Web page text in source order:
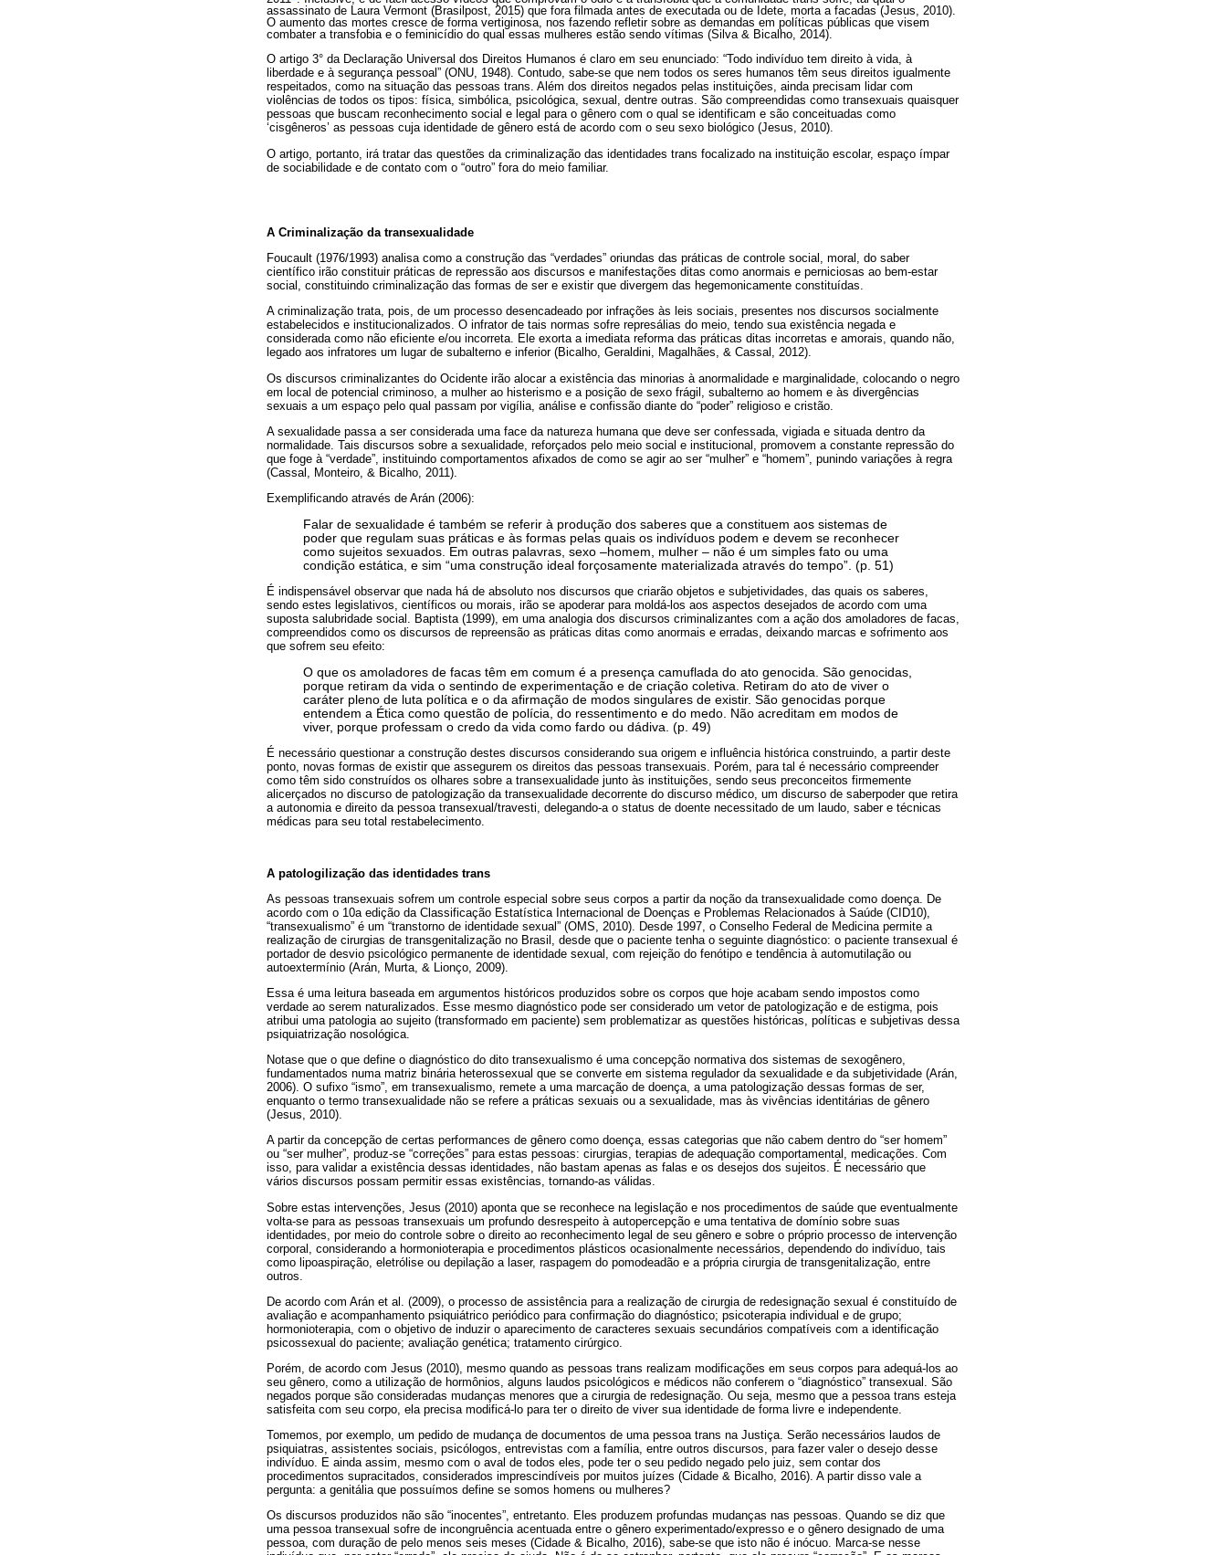
assassinato de Laura Vermont (Brasilpost, 2015) que fora filmada antes de executada ou de Idete, morta a facadas (Jesus, 2010).
O aumento das mortes cresce de forma vertiginosa, nos fazendo refletir sobre as demandas em políticas públicas que visem
combater a transfobia e o feminicídio do qual essas mulheres estão sendo vítimas (Silva & Bicalho, 2014).
O artigo 3° da Declaração Universal dos Direitos Humanos é claro em seu enunciado: “Todo indivíduo tem direito à vida, à
liberdade e à segurança pessoal” (ONU, 1948). Contudo, sabe-se que nem todos os seres humanos têm seus direitos igualmente
respeitados, como na situação das pessoas trans. Além dos direitos negados pelas instituições, ainda precisam lidar com
violências de todos os tipos: física, simbólica, psicológica, sexual, dentre outras. São compreendidas como transexuais quaisquer
pessoas que buscam reconhecimento social e legal para o gênero com o qual se identificam e são conceituadas como
‘cisgêneros’ as pessoas cuja identidade de gênero está de acordo com o seu sexo biológico (Jesus, 2010).
O artigo, portanto, irá tratar das questões da criminalização das identidades trans focalizado na instituição escolar, espaço ímpar
de sociabilidade e de contato com o “outro” fora do meio familiar.
A Criminalização da transexualidade
Foucault (1976/1993) analisa como a construção das “verdades” oriundas das práticas de controle social, moral, do saber
científico irão constituir práticas de repressão aos discursos e manifestações ditas como anormais e perniciosas ao bem-estar
social, constituindo criminalização das formas de ser e existir que divergem das hegemonicamente constituídas.
A criminalização trata, pois, de um processo desencadeado por infrações às leis sociais, presentes nos discursos socialmente
estabelecidos e institucionalizados. O infrator de tais normas sofre represálias do meio, tendo sua existência negada e
considerada como não eficiente e/ou incorreta. Ele exorta a imediata reforma das práticas ditas incorretas e amorais, quando não,
legado aos infratores um lugar de subalterno e inferior (Bicalho, Geraldini, Magalhães, & Cassal, 2012).
Os discursos criminalizantes do Ocidente irão alocar a existência das minorias à anormalidade e marginalidade, colocando o negro
em local de potencial criminoso, a mulher ao histerismo e a posição de sexo frágil, subalterno ao homem e às divergências
sexuais a um espaço pelo qual passam por vigília, análise e confissão diante do “poder” religioso e cristão.
A sexualidade passa a ser considerada uma face da natureza humana que deve ser confessada, vigiada e situada dentro da
normalidade. Tais discursos sobre a sexualidade, reforçados pelo meio social e institucional, promovem a constante repressão do
que foge à “verdade”, instituindo comportamentos afixados de como se agir ao ser “mulher” e “homem”, punindo variações à regra
(Cassal, Monteiro, & Bicalho, 2011).
Exemplificando através de Arán (2006):
Falar de sexualidade é também se referir à produção dos saberes que a constituem aos sistemas de
poder que regulam suas práticas e às formas pelas quais os indivíduos podem e devem se reconhecer
como sujeitos sexuados. Em outras palavras, sexo –homem, mulher – não é um simples fato ou uma
condição estática, e sim “uma construção ideal forçosamente materializada através do tempo”. (p. 51)
É indispensável observar que nada há de absoluto nos discursos que criarão objetos e subjetividades, das quais os saberes,
sendo estes legislativos, científicos ou morais, irão se apoderar para moldá-los aos aspectos desejados de acordo com uma
suposta salubridade social. Baptista (1999), em uma analogia dos discursos criminalizantes com a ação dos amoladores de facas,
compreendidos como os discursos de repreensão as práticas ditas como anormais e erradas, deixando marcas e sofrimento aos
que sofrem seu efeito:
O que os amoladores de facas têm em comum é a presença camuflada do ato genocida. São genocidas,
porque retiram da vida o sentindo de experimentação e de criação coletiva. Retiram do ato de viver o
caráter pleno de luta política e o da afirmação de modos singulares de existir. São genocidas porque
entendem a Ética como questão de polícia, do ressentimento e do medo. Não acreditam em modos de
viver, porque professam o credo da vida como fardo ou dádiva. (p. 49)
É necessário questionar a construção destes discursos considerando sua origem e influência histórica construindo, a partir deste
ponto, novas formas de existir que assegurem os direitos das pessoas transexuais. Porém, para tal é necessário compreender
como têm sido construídos os olhares sobre a transexualidade junto às instituições, sendo seus preconceitos firmemente
alicerçados no discurso de patologização da transexualidade decorrente do discurso médico, um discurso de saber­poder que retira
a autonomia e direito da pessoa transexual/travesti, delegando­-a o status de doente necessitado de um laudo, saber e técnicas
médicas para seu total restabelecimento.
A patologilização das identidades trans
As pessoas transexuais sofrem um controle especial sobre seus corpos a partir da noção da transexualidade como doença. De
acordo com o 10a edição da Classificação Estatística Internacional de Doenças e Problemas Relacionados à Saúde (CID10),
“transexualismo” é um “transtorno de identidade sexual” (OMS, 2010). Desde 1997, o Conselho Federal de Medicina permite a
realização de cirurgias de transgenitalização no Brasil, desde que o paciente tenha o seguinte diagnóstico: o paciente transexual é
portador de desvio psicológico permanente de identidade sexual, com rejeição do fenótipo e tendência à automutilação ou
autoextermínio (Arán, Murta, & Lionço, 2009).
Essa é uma leitura baseada em argumentos históricos produzidos sobre os corpos que hoje acabam sendo impostos como
verdade ao serem naturalizados. Esse mesmo diagnóstico pode ser considerado um vetor de patologização e de estigma, pois
atribui uma patologia ao sujeito (transformado em paciente) sem problematizar as questões históricas, políticas e subjetivas dessa
psiquiatrização nosológica.
Nota­se que o que define o diagnóstico do dito transexualismo é uma concepção normativa dos sistemas de sexo­gênero,
fundamentados numa matriz binária heterossexual que se converte em sistema regulador da sexualidade e da subjetividade (Arán,
2006). O sufixo “­ismo”, em transexualismo, remete a uma marcação de doença, a uma patologização dessas formas de ser,
enquanto o termo transexualidade não se refere a práticas sexuais ou a sexualidade, mas às vivências identitárias de gênero
(Jesus, 2010).
A partir da concepção de certas performances de gênero como doença, essas categorias que não cabem dentro do “ser homem”
ou “ser mulher”, produz­-se “correções” para estas pessoas: cirurgias, terapias de adequação comportamental, medicações. Com
isso, para validar a existência dessas identidades, não bastam apenas as falas e os desejos dos sujeitos. É necessário que
vários discursos possam permitir essas existências, tornando-as válidas.
Sobre estas intervenções, Jesus (2010) aponta que se reconhece na legislação e nos procedimentos de saúde que eventualmente
volta-se para as pessoas transexuais um profundo desrespeito à auto­percepção e uma tentativa de domínio sobre suas
identidades, por meio do controle sobre o direito ao reconhecimento legal de seu gênero e sobre o próprio processo de intervenção
corporal, considerando a hormonioterapia e procedimentos plásticos ocasionalmente necessários, dependendo do indivíduo, tais
como lipoaspiração, eletrólise ou depilação a laser, raspagem do pomo­de­adão e a própria cirurgia de transgenitalização, entre
outros.
De acordo com Arán et al. (2009), o processo de assistência para a realização de cirurgia de redesignação sexual é constituído de
avaliação e acompanhamento psiquiátrico periódico para confirmação do diagnóstico; psicoterapia individual e de grupo;
hormonioterapia, com o objetivo de induzir o aparecimento de caracteres sexuais secundários compatíveis com a identificação
psicossexual do paciente; avaliação genética; tratamento cirúrgico.
Porém, de acordo com Jesus (2010), mesmo quando as pessoas trans realizam modificações em seus corpos para adequá-los ao
seu gênero, como a utilização de hormônios, alguns laudos psicológicos e médicos não conferem o “diagnóstico” transexual. São
negados porque são consideradas mudanças menores que a cirurgia de redesignação. Ou seja, mesmo que a pessoa trans esteja
satisfeita com seu corpo, ela precisa modificá-lo para ter o direito de viver sua identidade de forma livre e independente.
Tomemos, por exemplo, um pedido de mudança de documentos de uma pessoa trans na Justiça. Serão necessários laudos de
psiquiatras, assistentes sociais, psicólogos, entrevistas com a família, entre outros discursos, para fazer valer o desejo desse
indivíduo. E ainda assim, mesmo com o aval de todos eles, pode ter o seu pedido negado pelo juiz, sem contar dos
procedimentos supracitados, considerados imprescindíveis por muitos juízes (Cidade & Bicalho, 2016). A partir disso vale a
pergunta: a genitália que possuímos define se somos homens ou mulheres?
Os discursos produzidos não são “inocentes”, entretanto. Eles produzem profundas mudanças nas pessoas. Quando se diz que
uma pessoa transexual sofre de incongruência acentuada entre o gênero experimentado/expresso e o gênero designado de uma
pessoa, com duração de pelo menos seis meses (Cidade & Bicalho, 2016), sabe­-se que isto não é inócuo. Marca­-se nesse